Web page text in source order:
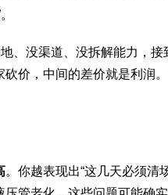
、没渠道、没拆解能力，
价，中间的差价就是利润
。你越表现出“这几天必须清